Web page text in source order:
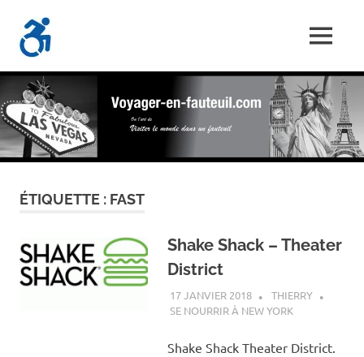
content
En-
Fauteuil.com
Aventures
d'un
handi-
voyageur
MENU
ÉTIQUETTE : FAST
Shake Shack – Theater
District
17 JANVIER 2018
THIERRY
SE NOURRIR À NEW YORK
Shake Shack Theater District.